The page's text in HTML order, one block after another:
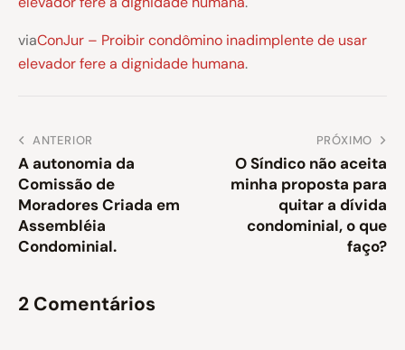
viaConJur – Proibir condômino inadimplente de usar
elevador fere a dignidade humana.
ANTERIOR
A autonomia da
Comissão de
Moradores Criada em
Assembléia
Condominial.
PRÓXIMO
O Síndico não aceita
minha proposta para
quitar a dívida
condominial, o que
faço?
2 Comentários